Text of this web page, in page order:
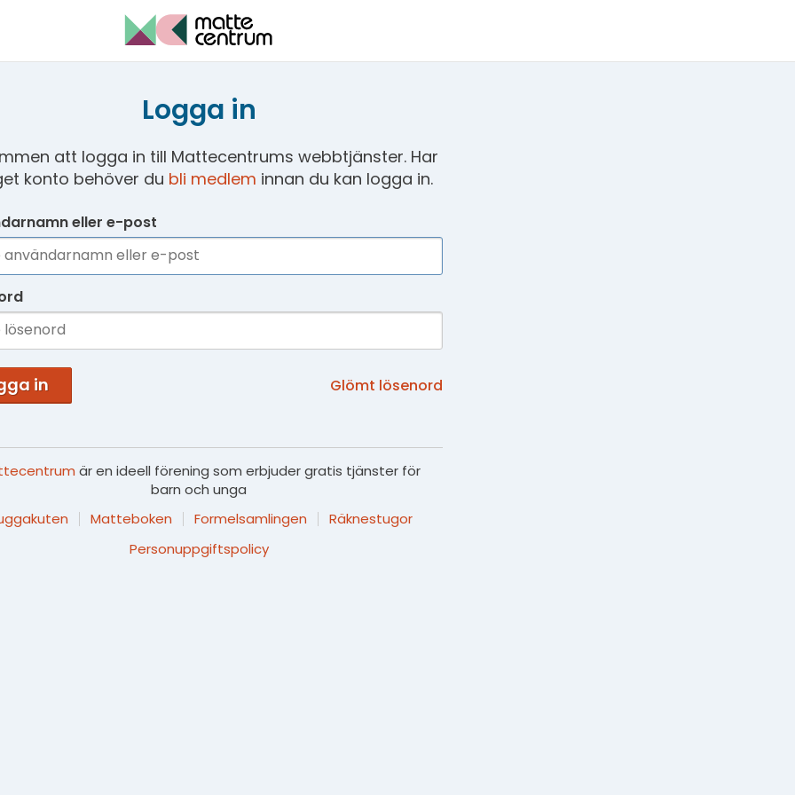
Logga in
att logga in till Mattecentrums webbtjänster. Har
konto behöver du bli medlem innan du kan logga in.
eller e-post
in Glömt lösenord
är en ideell förening som erbjuder gratis tjänster för
barn och unga
Matteboken Formelsamlingen
Räknestugor
Personuppgiftspolicy